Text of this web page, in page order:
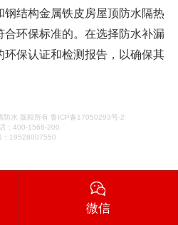
钢结构金属铁皮房屋顶防水隔热
合环保标准的。在选择防水补漏
环保认证和检测报告，以确保其
水 版权所有 鲁ICP备17050293号-2
话：400-1566-200
：19528007550
微信